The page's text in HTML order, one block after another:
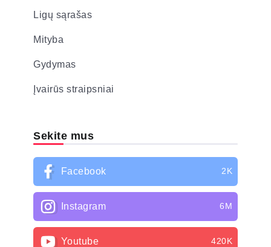
Ligų sąrašas
Mityba
Gydymas
Įvairūs straipsniai
Sekite mus
Facebook 2K
Instagram 6M
Youtube 420K